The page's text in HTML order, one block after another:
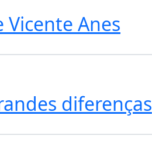
Vicente Anes
diferenças